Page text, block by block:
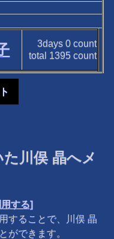
3days 0count
total 1395count
川俣 晶へメ
する]
することで、川俣 晶
ができます。